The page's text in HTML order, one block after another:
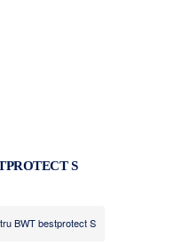
S
BWT bestprotect S